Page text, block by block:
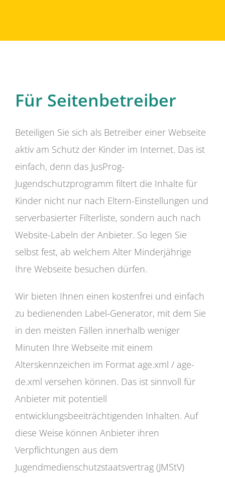
Für Seitenbetreiber
Beteiligen Sie sich als Betreiber einer Webseite
aktiv am Schutz der Kinder im Internet. Das ist
einfach, denn das JusProg-
Jugendschutzprogramm filtert die Inhalte für
Kinder nicht nur nach Eltern-Einstellungen und
serverbasierter Filterliste, sondern auch nach
Website-Labeln der Anbieter. So legen Sie
selbst fest, ab welchem Alter Minderjährige
Ihre Webseite besuchen dürfen.
Wir bieten Ihnen einen kostenfrei und einfach
zu bedienenden Label-Generator, mit dem Sie
in den meisten Fällen innerhalb weniger
Minuten Ihre Webseite mit einem
Alterskennzeichen im Format age.xml / age-
de.xml versehen können. Das ist sinnvoll für
Anbieter mit potentiell
entwicklungsbeeiträchtigenden Inhalten. Auf
diese Weise können Anbieter ihren
Verpflichtungen aus dem
Jugendmedienschutzstaatsvertrag (JMStV)